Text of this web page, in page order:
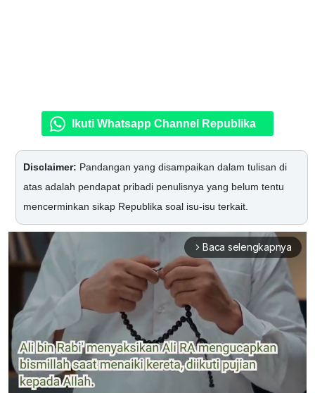
Ikuti Whatsapp Channel Republika
Disclaimer: Pandangan yang disampaikan dalam tulisan di
atas adalah pendapat pribadi penulisnya yang belum tentu
mencerminkan sikap Republika soal isu-isu terkait.
arrow_forward_ios Baca selengkapnya